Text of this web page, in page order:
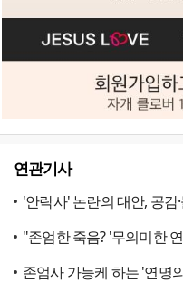
연관기사
'안락사' 논란의 대안, 공감
"존엄한 죽음? '무의미한
존엄사 가능케 하는 '연명